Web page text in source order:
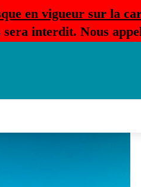
en vigueur sur la
interdit. Nous